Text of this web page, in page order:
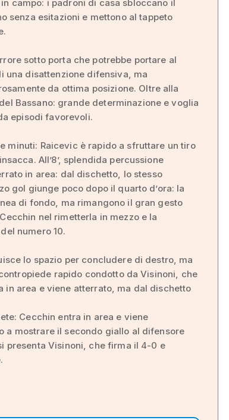
campo: i padroni di casa sbloccano il
senza esitazioni e mettono al tappeto
sotto porta che potrebbe portare al
una disattenzione difensiva, ma
da ottima posizione. Oltre alla
Bassano: grande determinazione e voglia
episodi favorevoli.
minuti: Raicevic è rapido a sfruttare un tiro
All’8’, splendida percussione
in area: dal dischetto, lo stesso
gol giunge poco dopo il quarto d’ora: la
di fondo, ma rimangono il gran gesto
nel rimetterla in mezzo e la
numero 10.
lo spazio per concludere di destro, ma
rapido condotto da Visinoni, che
in area e viene atterrato, ma dal dischetto
Cecchin entra in area e viene
a mostrare il secondo giallo al difensore
presenta Visinoni, che firma il 4-0 e